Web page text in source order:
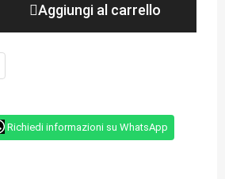
Aggiungi al carrello
Richiedi informazioni su WhatsApp